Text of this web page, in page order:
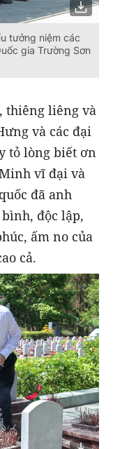
tưởng niệm các
gia Trường Sơn
thiêng liêng và
và các đại
tỏ lòng biết ơn
vĩ đại và
đã anh
độc lập,
ấm no của
cả.